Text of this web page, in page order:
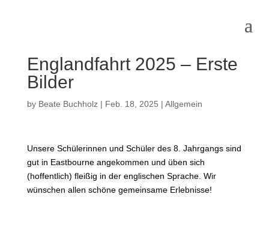
Englandfahrt 2025 – Erste
Bilder
by Beate Buchholz| Feb. 18, 2025 | Allgemein
Unsere Schülerinnen und Schüler des 8. Jahrgangs sind
gut in Eastbourne angekommen und üben sich
(hoffentlich) fleißig in der englischen Sprache. Wir
wünschen allen schöne gemeinsame Erlebnisse!